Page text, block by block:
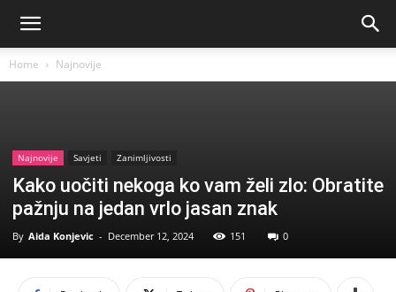
Home Najnovije
Najnovije Savjeti Zanimljivosti
Kako uočiti nekoga ko vam želi zlo: Obratite
pažnju na jedan vrlo jasan znak
By Aida Konjevic - December 12, 2024 151 0